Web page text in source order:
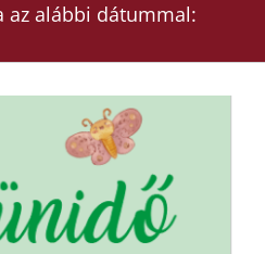
az alábbi dátummal: